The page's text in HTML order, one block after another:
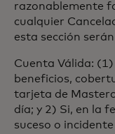
razonablemente
cualquier
esta sección
Cuenta Válida:
beneficios,
tarjeta de
día; y 2) Si, en la
suceso o